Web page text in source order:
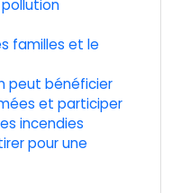
familles et le
peut bénéficier
et participer
incendies
pour une